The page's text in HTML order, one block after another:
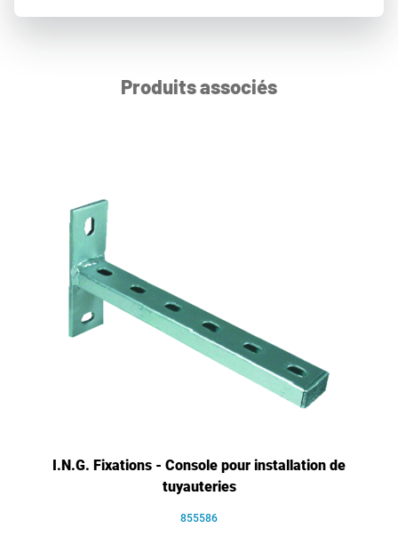
Produits associés
I.N.G. Fixations - Console pour installation de
tuyauteries
855586